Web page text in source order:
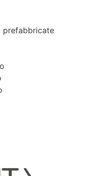
prefabbricate